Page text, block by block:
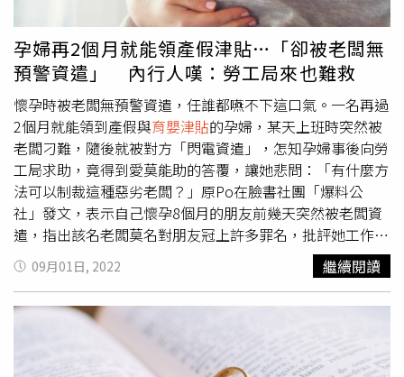
自然直，想這麼多幹嘛」。事後原PO也更新貼文，指出小
孩平時是娘家幫忙照顧，尿布目前都是親友送的，奶粉錢大
約一個月2千多；餐費一天只吃兩餐，晚餐回娘家吃，有買
一台二手車，已經付清，而每月2萬元的房貸是包含水電跟
管理費， 夫妻倆電話網路費共1600元左右，偶爾會出去旅
遊，保險費則是一個月4千多元，目前身上還有100多萬元
的存款。一名人妻透露和丈夫月薪加起來6萬8000元，要繳
房貸還要養孩子，求問「這樣可以存到錢嗎？」（圖／翻攝
Dcard）
孕婦再2個月就能領產假津貼…「卻被老闆無
預警資遣」 內行人嘆：勞工局來也難救
懷孕時被老闆無預警資遣，任誰都嚥不下這口氣。一名再過
2個月就能領到產假與育嬰津貼的孕婦，某天上班時突然被
老闆刁難，隨後就被對方「閃電資遣」，怎知孕婦事後向勞
工局求助，竟得到愛莫能助的答覆，讓她悲問：「有什麼方
法可以制裁這種惡劣老闆？」原Po在臉書社團「爆料公
社」發文，表示自己懷孕8個月的朋友前幾天突然被老闆資
遣，指出該名老闆莫名對朋友冠上許多罪名，批評她工作表
現低落、不適合這項工作，且態度口氣極差又無緣無故怒
吼，甚至說出「如要另謀高就我會同意」，讓孕婦朋友相當
傻眼。原Po透露，老闆在當天就資遣朋友還要她馬上走
人，害得懷胎8月的朋友自己拿重物離開，氣得原Po怒批
「完全就是沒人性的王八蛋」。原Po表示，雖然朋友老公
立即轉述勞工局與市政府說法，要老婆「不要簽任何文件，
09月01日, 2022 繼續閱讀